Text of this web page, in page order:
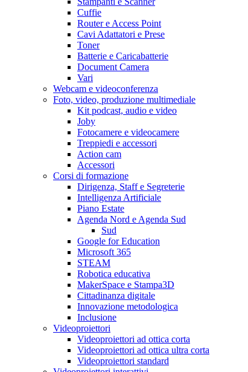
Cuffie
Router e Access Point
Cavi Adattatori e Prese
Toner
Batterie e Caricabatterie
Document Camera
Vari
Webcam e videoconferenza
Foto, video, produzione multimediale
Kit podcast, audio e video
Joby
Fotocamere e videocamere
Treppiedi e accessori
Action cam
Accessori
Corsi di formazione
Dirigenza, Staff e Segreterie
Intelligenza Artificiale
Piano Estate
Agenda Nord e Agenda Sud
Sud
Google for Education
Microsoft 365
STEAM
Robotica educativa
MakerSpace e Stampa3D
Cittadinanza digitale
Innovazione metodologica
Inclusione
Videoproiettori
Videoproiettori ad ottica corta
Videoproiettori ad ottica ultra corta
Videoproiettori standard